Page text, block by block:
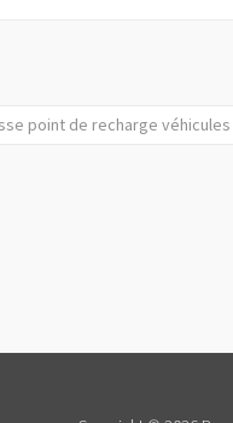
point de recharge